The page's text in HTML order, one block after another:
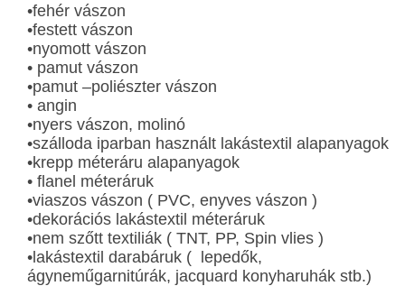
•fehér vászon
•festett vászon
•nyomott vászon
• pamut vászon
•pamut –poliészter vászon
• angin
•nyers vászon, molinó
•szálloda iparban használt lakástextil alapanyagok
•krepp méteráru alapanyagok
• flanel méteráruk
•viaszos vászon ( PVC, enyves vászon )
•dekorációs lakástextil méteráruk
•nem szőtt textiliák ( TNT, PP, Spin vlies )
•lakástextil darabáruk ( lepedők,
ágyneműgarnitúrák, jacquard konyharuhák stb.)